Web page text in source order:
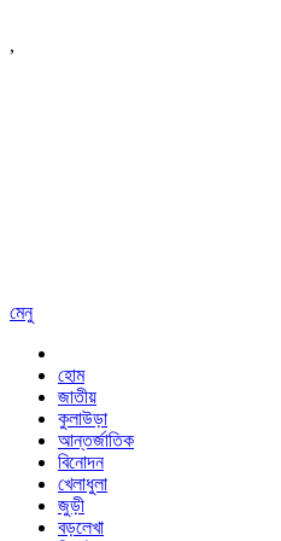
,
মেনু
হোম
জাতীয়
কুলাউড়া
আন্তর্জাতিক
বিনোদন
খেলাধুলা
জুড়ী
বড়লেখা